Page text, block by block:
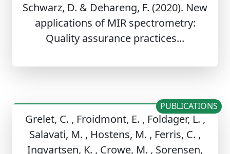
Schwarz, D. & Dehareng, F. (2020). New
applications of MIR spectrometry:
Quality assurance practices...
Grelet, C. , Froidmont, E. , Foldager, L. ,
Salavati, M. , Hostens, M. , Ferris, C. ,
Ingvartsen, K. , Crowe, M. , Sorensen,
PUBLICATIONS